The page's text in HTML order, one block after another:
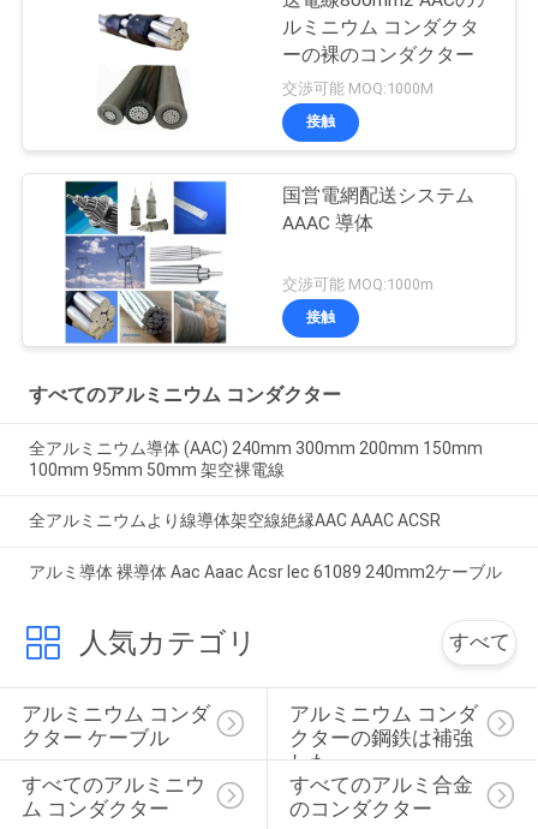
ルミニウム コンダクタ
ーの裸のコンダクター
交渉可能 MOQ:1000M
接触
国営電網配送システム
AAAC 導体
交渉可能 MOQ:1000m
接触
すべてのアルミニウム コンダクター
全アルミニウム導体 (AAC) 240mm 300mm 200mm 150mm
100mm 95mm 50mm 架空裸電線
全アルミニウムより線導体架空線絶縁AAC AAAC ACSR
アルミ導体 裸導体 Aac Aaac Acsr Iec 61089 240mm2ケーブル
人気カテゴリ すべて
アルミニウム コンダ
クター ケーブル
アルミニウム コンダ
クターの鋼鉄は補強
した
すべてのアルミニウ
ム コンダクター
すべてのアルミ合金
のコンダクター